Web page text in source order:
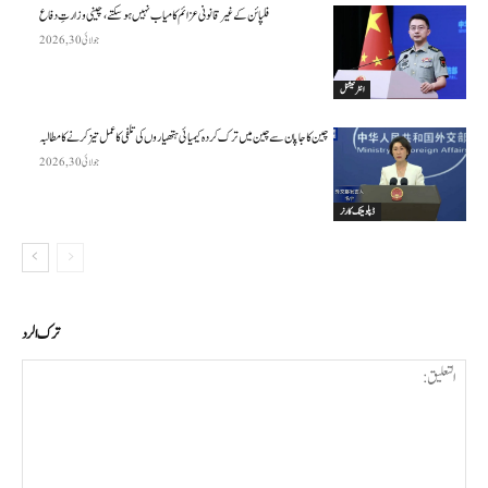
انٹرنیشنل
فلپائن کے غیر قانونی عزائم کامیاب نہیں ہو سکتے ، چینی وزارتِ دفاع
جولائی 30, 2026
ڈپلومیٹک کارنر
چین کا جاپان سے چین میں ترک کردہ کیمیائی ہتھیاروں کی تلفی کا عمل تیز کرنے کا مطالبہ
جولائی 30, 2026
ترك الرد